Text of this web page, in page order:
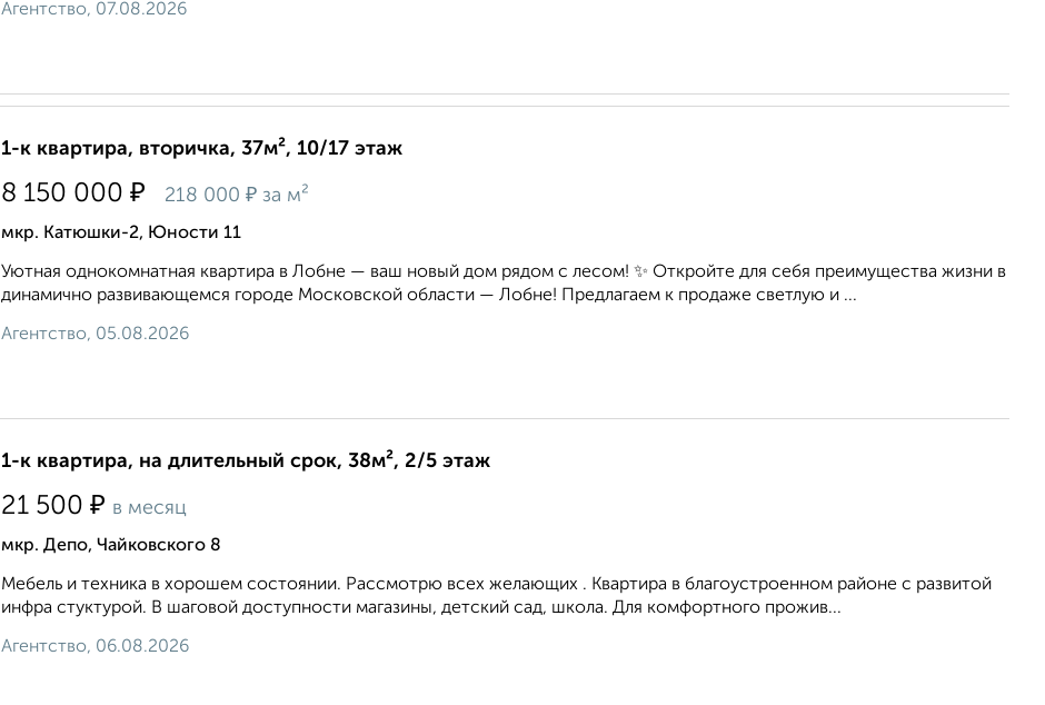
Агентство, 07.08.2026
1-к квартира, вторичка, 37м², 10/17 этаж
8 150 000 ₽ 218 000 ₽ за м²
мкр. Катюшки-2, Юности 11
Уютная однокомнатная квартира в Лобне — ваш новый дом рядом с лесом! ✨ Откройте для себя преимущества жизни в
динамично развивающемся городе Московской области — Лобне! Предлагаем к продаже светлую и ...
Агентство, 05.08.2026
1-к квартира, на длительный срок, 38м², 2/5 этаж
21 500 ₽ в месяц
мкр. Депо, Чайковского 8
Мебель и техника в хорошем состоянии. Рассмотрю всех желающих . Квартира в благоустроенном районе с развитой
инфра стуктурой. В шаговой доступности магазины, детский сад, школа. Для комфортного прожив...
Агентство, 06.08.2026